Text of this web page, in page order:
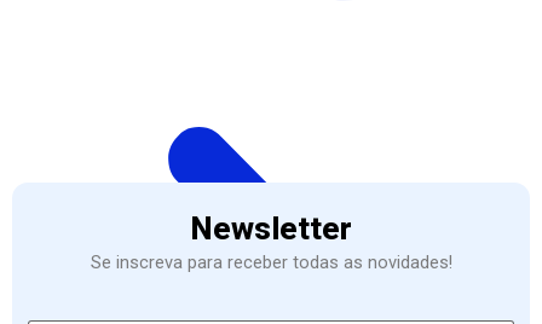
Newsletter
Se inscreva para receber todas as novidades!